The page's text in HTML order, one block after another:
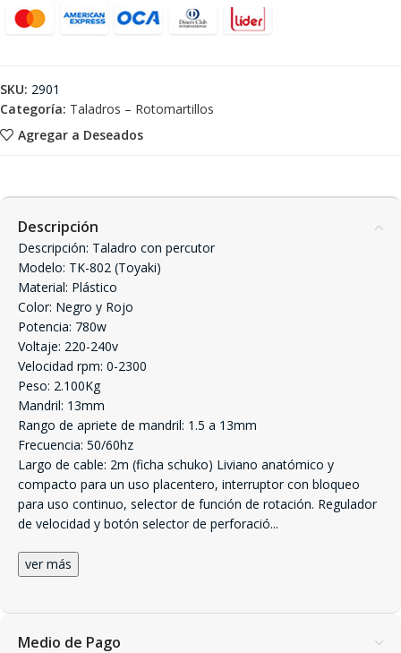
Agregar a Deseados
SKU: 2901
Categoría: Taladros – Rotomartillos
Descripción
Descripción: Taladro con percutor
Modelo: TK-802 (Toyaki)
Material: Plástico
Color: Negro y Rojo
Potencia: 780w
Voltaje: 220-240v
Velocidad rpm: 0-2300
Peso: 2.100Kg
Mandril: 13mm
Rango de apriete de mandril: 1.5 a 13mm
Frecuencia: 50/60hz
Largo de cable: 2m (ficha schuko) Liviano anatómico y
compacto para un uso placentero, interruptor con bloqueo
para uso continuo, selector de función de rotación. Regulador
de velocidad y botón selector de perforació...
ver más
Medio de Pago